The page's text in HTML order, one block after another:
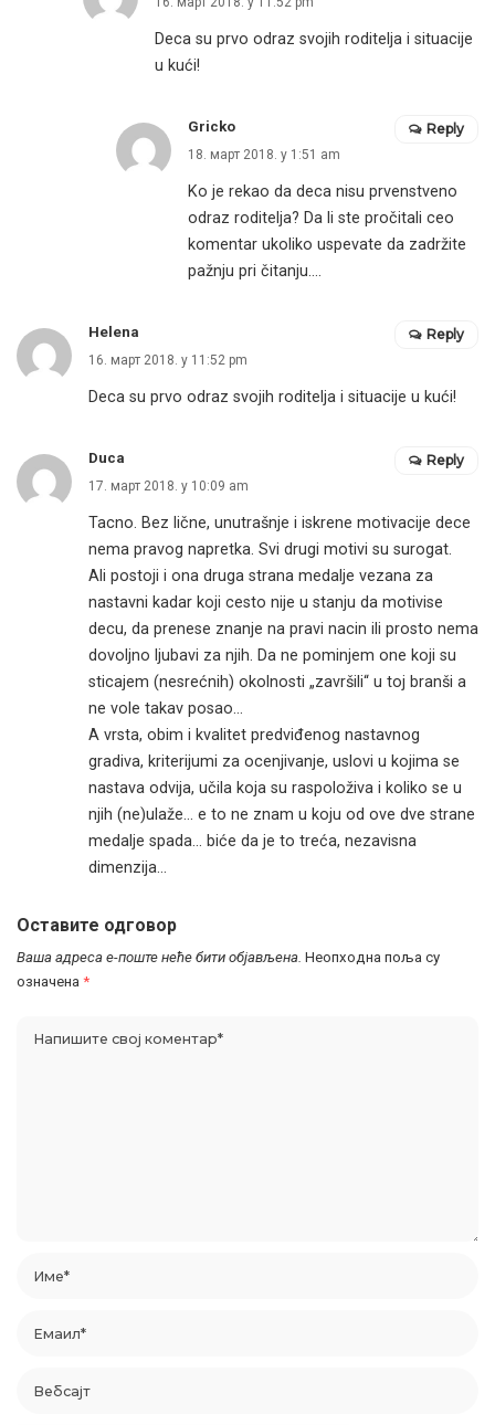
Deca su prvo odraz svojih roditelja i situacije
u kući!
Gricko
18. март 2018. у 1:51 am
Ko je rekao da deca nisu prvenstveno
odraz roditelja? Da li ste pročitali ceo
komentar ukoliko uspevate da zadržite
pažnju pri čitanju….
Reply
Helena
16. март 2018. у 11:52 pm
Deca su prvo odraz svojih roditelja i situacije u kući!
Reply
Duca
17. март 2018. у 10:09 am
Tacno. Bez lične, unutrašnje i iskrene motivacije dece
nema pravog napretka. Svi drugi motivi su surogat.
Ali postoji i ona druga strana medalje vezana za
nastavni kadar koji cesto nije u stanju da motivise
decu, da prenese znanje na pravi nacin ili prosto nema
dovoljno ljubavi za njih. Da ne pominjem one koji su
sticajem (nesrećnih) okolnosti „završili“ u toj branši a
ne vole takav posao…
A vrsta, obim i kvalitet predviđenog nastavnog
gradiva, kriterijumi za ocenjivanje, uslovi u kojima se
nastava odvija, učila koja su raspoloživa i koliko se u
njih (ne)ulaže… e to ne znam u koju od ove dve strane
medalje spada… biće da je to treća, nezavisna
dimenzija…
Reply
Оставите одговор
Ваша адреса е-поште неће бити објављена. Неопходна поља су
означена *